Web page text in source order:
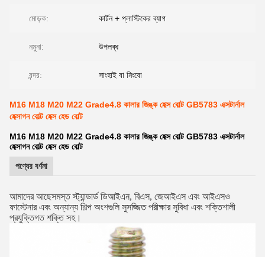
মোড়ক: কার্টন + প্লাস্টিকের ব্যাগ
নমুনা: উপলব্ধ
বন্দর: সাংহাই বা নিংবো
M16 M18 M20 M22 Grade4.8 কালার জিঙ্ক হেক্স বোল্ট GB5783 এক্সটার্নাল
হেক্সাগন বোল্ট হেক্স হেড বোল্ট
M16 M18 M20 M22 Grade4.8 কালার জিঙ্ক হেক্স বোল্ট GB5783 এক্সটার্নাল
হেক্সাগন বোল্ট হেক্স হেড বোল্ট
পণ্যের বর্ণনা
আমাদের আছেসমস্ত স্ট্যান্ডার্ড ডিআইএন, বিএস, জেআইএস এবং আইএসও
ফাস্টেনার এবং অন্যান্য শিল্প অংশগুলি সুসজ্জিত পরীক্ষার সুবিধা এবং শক্তিশালী
প্রযুক্তিগত শক্তি সহ।